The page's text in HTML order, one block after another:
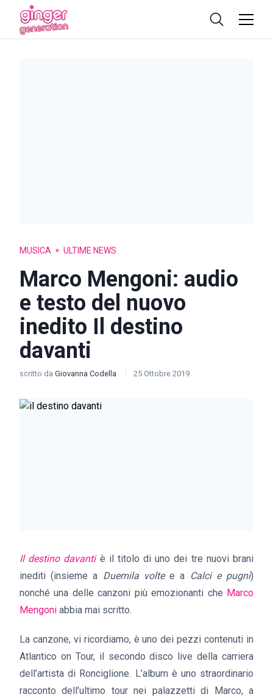
MUSICA ULTIME NEWS
Marco Mengoni: audio
e testo del nuovo
inedito Il destino
davanti
scritto da Giovanna Codella 25 Ottobre 2019
Il destino davanti è il titolo di uno dei tre nuovi brani
inediti (insieme a Duemila voltee a Calci e pugni)
nonché una delle canzoni più emozionanti che Marco
Mengoni abbia mai scritto.
La canzone, vi ricordiamo, è uno dei pezzi contenuti in
Atlantico on Tour, il secondo disco live della carriera
dell’artista di Ronciglione. L’album è uno straordinario
racconto dell’ultimo tour nei palazzetti di Marco, a